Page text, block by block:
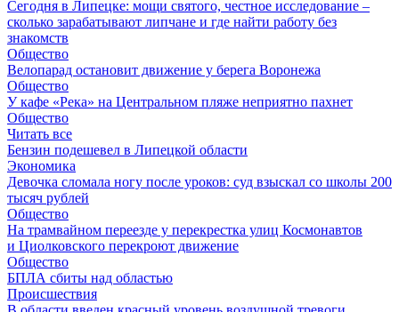
Сегодня в Липецке: мощи святого, честное исследование –
сколько зарабатывают липчане и где найти работу без
знакомств
Общество
Велопарад остановит движение у берега Воронежа
Общество
У кафе «Река» на Центральном пляже неприятно пахнет
Общество
Читать все
Бензин подешевел в Липецкой области
Экономика
Девочка сломала ногу после уроков: суд взыскал со школы 200
тысяч рублей
Общество
На трамвайном переезде у перекрестка улиц Космонавтов
и Циолковского перекроют движение
Общество
БПЛА сбиты над областью
Происшествия